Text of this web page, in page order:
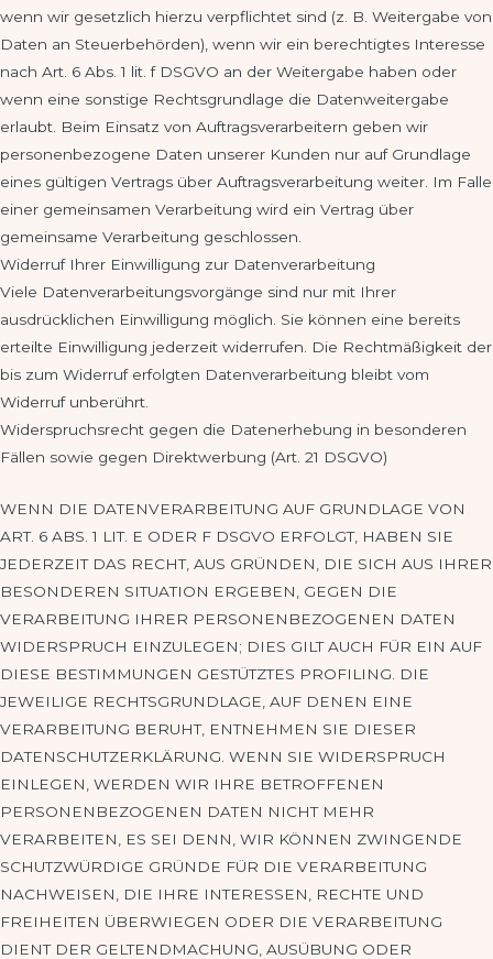
wenn wir gesetzlich hierzu verpflichtet sind (z. B. Weitergabe von
Daten an Steuerbehörden), wenn wir ein berechtigtes Interesse
nach Art. 6 Abs. 1 lit. f DSGVO an der Weitergabe haben oder
wenn eine sonstige Rechtsgrundlage die Datenweitergabe
erlaubt. Beim Einsatz von Auftragsverarbeitern geben wir
personenbezogene Daten unserer Kunden nur auf Grundlage
eines gültigen Vertrags über Auftragsverarbeitung weiter. Im Falle
einer gemeinsamen Verarbeitung wird ein Vertrag über
gemeinsame Verarbeitung geschlossen.
Widerruf Ihrer Einwilligung zur Datenverarbeitung
Viele Datenverarbeitungsvorgänge sind nur mit Ihrer
ausdrücklichen Einwilligung möglich. Sie können eine bereits
erteilte Einwilligung jederzeit widerrufen. Die Rechtmäßigkeit der
bis zum Widerruf erfolgten Datenverarbeitung bleibt vom
Widerruf unberührt.
Widerspruchsrecht gegen die Datenerhebung in besonderen
Fällen sowie gegen Direktwerbung (Art. 21 DSGVO)
WENN DIE DATENVERARBEITUNG AUF GRUNDLAGE VON
ART. 6 ABS. 1 LIT. E ODER F DSGVO ERFOLGT, HABEN SIE
JEDERZEIT DAS RECHT, AUS GRÜNDEN, DIE SICH AUS IHRER
BESONDEREN SITUATION ERGEBEN, GEGEN DIE
VERARBEITUNG IHRER PERSONENBEZOGENEN DATEN
WIDERSPRUCH EINZULEGEN; DIES GILT AUCH FÜR EIN AUF
DIESE BESTIMMUNGEN GESTÜTZTES PROFILING. DIE
JEWEILIGE RECHTSGRUNDLAGE, AUF DENEN EINE
VERARBEITUNG BERUHT, ENTNEHMEN SIE DIESER
DATENSCHUTZERKLÄRUNG. WENN SIE WIDERSPRUCH
EINLEGEN, WERDEN WIR IHRE BETROFFENEN
PERSONENBEZOGENEN DATEN NICHT MEHR
VERARBEITEN, ES SEI DENN, WIR KÖNNEN ZWINGENDE
SCHUTZWÜRDIGE GRÜNDE FÜR DIE VERARBEITUNG
NACHWEISEN, DIE IHRE INTERESSEN, RECHTE UND
FREIHEITEN ÜBERWIEGEN ODER DIE VERARBEITUNG
DIENT DER GELTENDMACHUNG, AUSÜBUNG ODER